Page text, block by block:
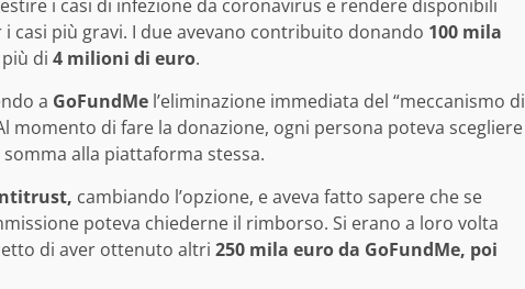
i casi di infezione da coronavirus e rendere disponibili
più gravi. I due avevano contribuito donando 100 mila
di 4 milioni di euro.
a GoFundMe l’eliminazione immediata del “meccanismo di
momento di fare la donazione, ogni persona poteva scegliere
alla piattaforma stessa.
cambiando l’opzione, e aveva fatto sapere che se
poteva chiederne il rimborso. Si erano a loro volta
di aver ottenuto altri 250 mila euro da GoFundMe, poi